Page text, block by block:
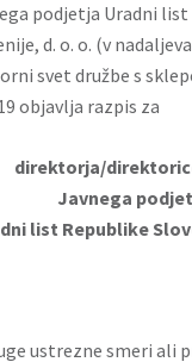
podjetja Uradni
d. o. o. (v
svet družbe s
objavlja razpis za
direktorja/
Javnega
list Republike
ustrezne smeri ali